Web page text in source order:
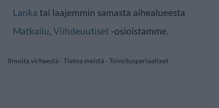
Lanka tai laajemmin samasta aihealueesta
Matkailu, Viihdeuutiset -osioistamme.
Ilmoita virheestä · Tietoa meistä · Toimitusperiaatteet